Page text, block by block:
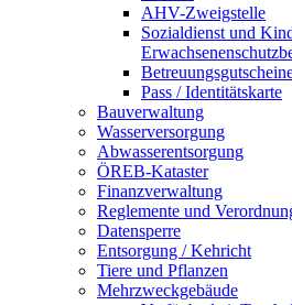
AHV-Zweigstelle
Sozialdienst und
Pass / Identitätskarte
Bauverwaltung
Wasserversorgung
Abwasserentsorgung
ÖREB-Kataster
Finanzverwaltung
Reglemente und
Datensperre
Entsorgung / Kehricht
Tiere und Pflanzen
Mehrzweckgebäude